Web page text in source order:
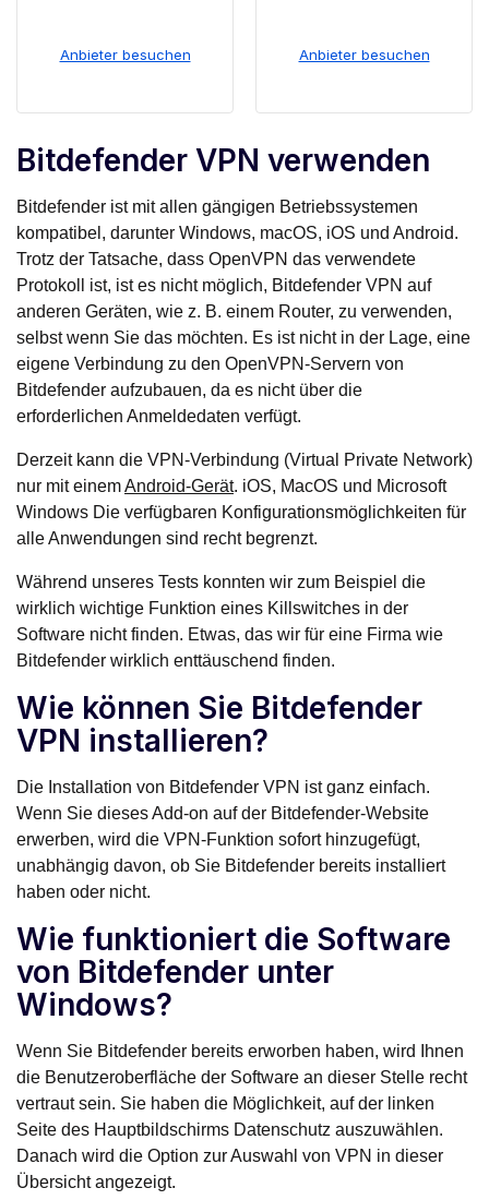
Anbieter besuchen Anbieter besuchen
Bitdefender VPN verwenden
Bitdefender ist mit allen gängigen Betriebssystemen
kompatibel, darunter Windows, macOS, iOS und Android.
Trotz der Tatsache, dass OpenVPN das verwendete
Protokoll ist, ist es nicht möglich, Bitdefender VPN auf
anderen Geräten, wie z. B. einem Router, zu verwenden,
selbst wenn Sie das möchten. Es ist nicht in der Lage, eine
eigene Verbindung zu den OpenVPN-Servern von
Bitdefender aufzubauen, da es nicht über die
erforderlichen Anmeldedaten verfügt.
Derzeit kann die VPN-Verbindung (Virtual Private Network)
nur mit einemAndroid-Gerät. iOS, MacOS und Microsoft
Windows Die verfügbaren Konfigurationsmöglichkeiten für
alle Anwendungen sind recht begrenzt.
Während unseres Tests konnten wir zum Beispiel die
wirklich wichtige Funktion eines Killswitches in der
Software nicht finden. Etwas, das wir für eine Firma wie
Bitdefender wirklich enttäuschend finden.
Wie können Sie Bitdefender
VPN installieren?
Die Installation von Bitdefender VPN ist ganz einfach.
Wenn Sie dieses Add-on auf der Bitdefender-Website
erwerben, wird die VPN-Funktion sofort hinzugefügt,
unabhängig davon, ob Sie Bitdefender bereits installiert
haben oder nicht.
Wie funktioniert die Software
von Bitdefender unter
Windows?
Wenn Sie Bitdefender bereits erworben haben, wird Ihnen
die Benutzeroberfläche der Software an dieser Stelle recht
vertraut sein. Sie haben die Möglichkeit, auf der linken
Seite des Hauptbildschirms Datenschutz auszuwählen.
Danach wird die Option zur Auswahl von VPN in dieser
Übersicht angezeigt.